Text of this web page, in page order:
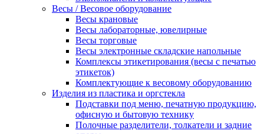
Весы / Весовое оборудование
Весы крановые
Весы лабораторные, ювелирные
Весы торговые
Весы электронные складские напольные
Комплексы этикетирования (весы с печатью
этикеток)
Комплектующие к весовому оборудованию
Изделия из пластика и оргстекла
Подставки под меню, печатную продукцию,
офисную и бытовую технику
Полочные разделители, толкатели и задние